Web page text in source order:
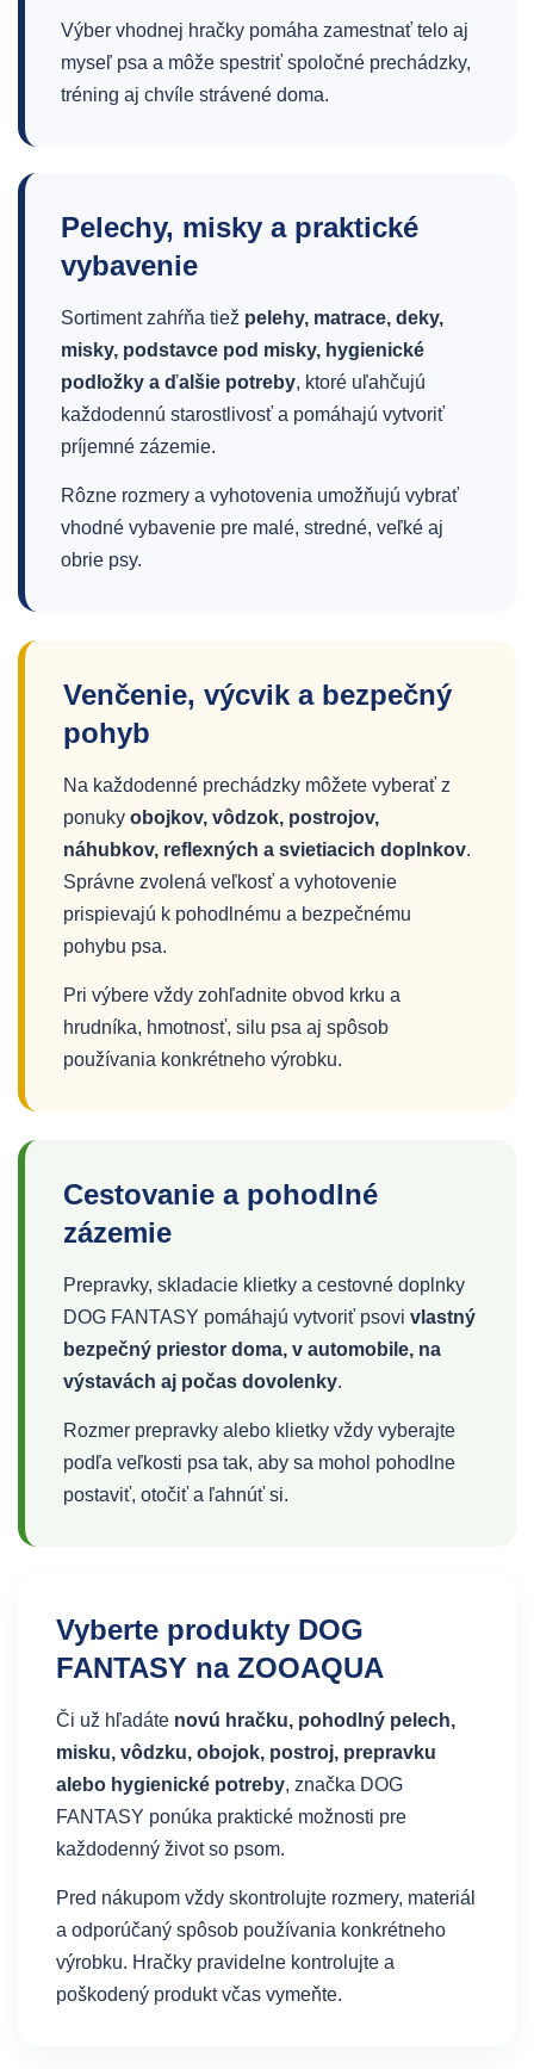
Výber vhodnej hračky pomáha zamestnať telo aj
myseľ psa a môže spestriť spoločné prechádzky,
tréning aj chvíle strávené doma.
Pelechy, misky a praktické
vybavenie
Sortiment zahŕňa tiež pelehy, matrace, deky,
misky, podstavce pod misky, hygienické
podložky a ďalšie potreby, ktoré uľahčujú
každodennú starostlivosť a pomáhajú vytvoriť
príjemné zázemie.
Rôzne rozmery a vyhotovenia umožňujú vybrať
vhodné vybavenie pre malé, stredné, veľké aj
obrie psy.
Venčenie, výcvik a bezpečný
pohyb
Na každodenné prechádzky môžete vyberať z
ponuky obojkov, vôdzok, postrojov,
náhubkov, reflexných a svietiacich doplnkov.
Správne zvolená veľkosť a vyhotovenie
prispievajú k pohodlnému a bezpečnému
pohybu psa.
Pri výbere vždy zohľadnite obvod krku a
hrudníka, hmotnosť, silu psa aj spôsob
používania konkrétneho výrobku.
Cestovanie a pohodlné
zázemie
Prepravky, skladacie klietky a cestovné doplnky
DOG FANTASY pomáhajú vytvoriť psovi vlastný
bezpečný priestor doma, v automobile, na
výstavách aj počas dovolenky.
Rozmer prepravky alebo klietky vždy vyberajte
podľa veľkosti psa tak, aby sa mohol pohodlne
postaviť, otočiť a ľahnúť si.
Vyberte produkty DOG
FANTASY na ZOOAQUA
Či už hľadáte novú hračku, pohodlný pelech,
misku, vôdzku, obojok, postroj, prepravku
alebo hygienické potreby, značka DOG
FANTASY ponúka praktické možnosti pre
každodenný život so psom.
Pred nákupom vždy skontrolujte rozmery, materiál
a odporúčaný spôsob používania konkrétneho
výrobku. Hračky pravidelne kontrolujte a
poškodený produkt včas vymeňte.